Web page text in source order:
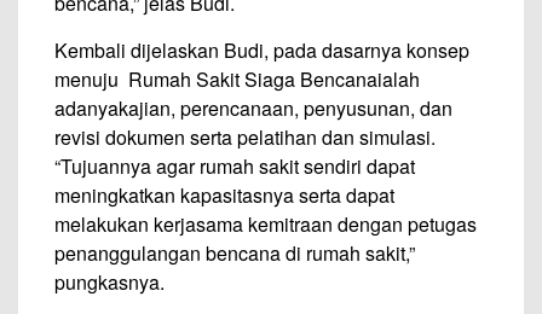
Kembali dijelaskan Budi, pada dasarnya konsep
menuju Rumah Sakit Siaga Bencanaialah
adanyakajian, perencanaan, penyusunan, dan
revisi dokumen serta pelatihan dan simulasi.
“Tujuannya agar rumah sakit sendiri dapat
meningkatkan kapasitasnya serta dapat
melakukan kerjasama kemitraan dengan petugas
penanggulangan bencana di rumah sakit,”
pungkasnya.